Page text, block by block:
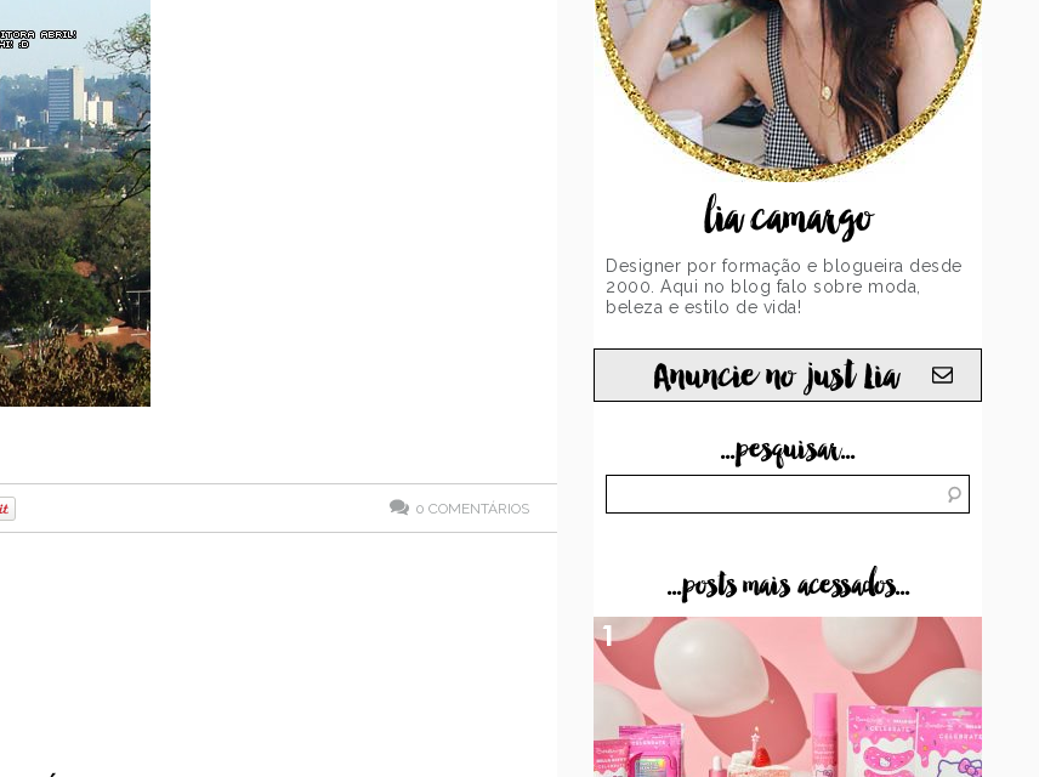
0 COMENTÁRIOS
lia camargo
Designer por formação e blogueira desde
2000. Aqui no blog falo sobre moda,
beleza e estilo de vida!
Anuncie no just Lia
...pesquisar...
...posts mais acessados...
1